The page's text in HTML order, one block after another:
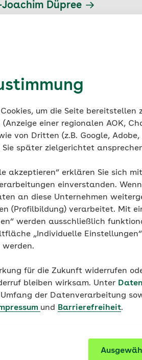
um die Seite bereitstellen
einer regionalen AOK,
von Dritten (z.B. Google,
später zielgerichtet
akzeptieren“ erklären Sie sich
einverstanden.
an diese Unternehmen
(Profilbildung) verarbeitet. Mit
werden ausschließlich
„Individuelle
werden.
für die Zukunft widerrufen
bleiben wirksam. Unter
der Datenverarbeitung
und Barrierefreiheit.
Düpree
Montag, 08:00 Uhr
| Praxis Dr. med.
Goertzen
38,
80
Montag, 08:30 Uhr
| Allgemeinchirurgie |
Wünsch